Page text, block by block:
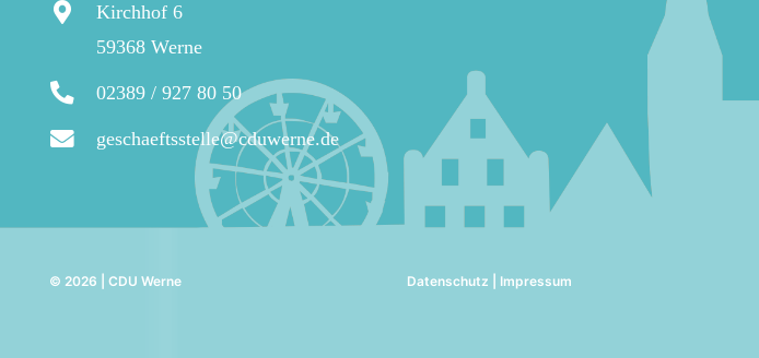
Kirchhof 6
59368 Werne
02389 / 927 80 50
geschaeftsstelle@cduwerne.de
© 2026 | CDU Werne Datenschutz Impressum